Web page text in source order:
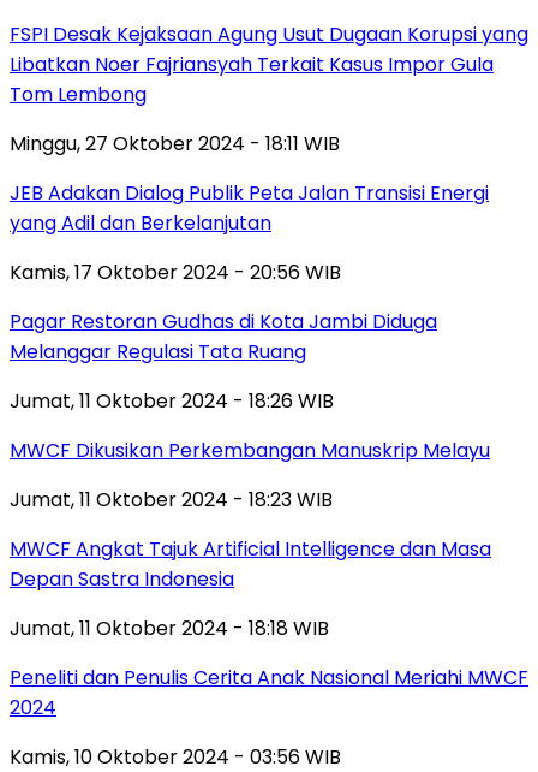
FSPI Desak Kejaksaan Agung Usut Dugaan Korupsi yang
Libatkan Noer Fajriansyah Terkait Kasus Impor Gula
Tom Lembong
Minggu, 27 Oktober 2024 - 18:11 WIB
JEB Adakan Dialog Publik Peta Jalan Transisi Energi
yang Adil dan Berkelanjutan
Kamis, 17 Oktober 2024 - 20:56 WIB
Pagar Restoran Gudhas di Kota Jambi Diduga
Melanggar Regulasi Tata Ruang
Jumat, 11 Oktober 2024 - 18:26 WIB
MWCF Dikusikan Perkembangan Manuskrip Melayu
Jumat, 11 Oktober 2024 - 18:23 WIB
MWCF Angkat Tajuk Artificial Intelligence dan Masa
Depan Sastra Indonesia
Jumat, 11 Oktober 2024 - 18:18 WIB
Peneliti dan Penulis Cerita Anak Nasional Meriahi MWCF
2024
Kamis, 10 Oktober 2024 - 03:56 WIB